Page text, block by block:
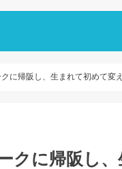
に帰阪し、生まれて初めて変
クに帰阪し